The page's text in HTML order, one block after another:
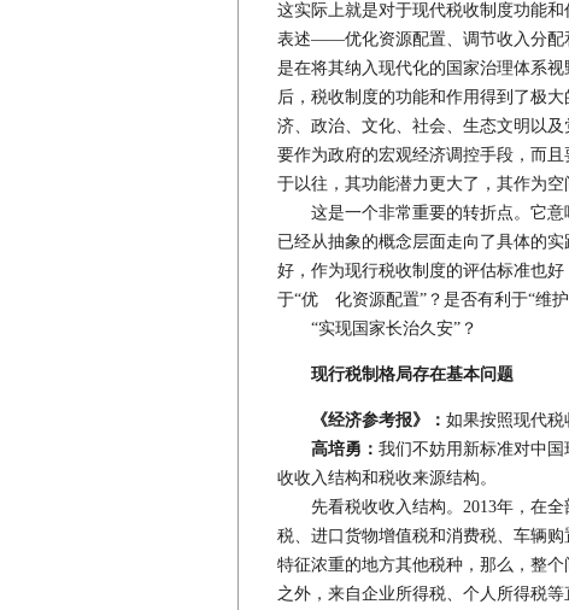
这实际上就是对于现代税收制度功能
表述——优化资源配置、调节收入分配
是在将其纳入现代化的国家治理体系
后，税收制度的功能和作用得到了极
济、政治、文化、社会、生态文明以
要作为政府的宏观经济调控手段，而
于以往，其功能潜力更大了，其作为空
这是一个非常重要的转折点。它意
已经从抽象的概念层面走向了具体的
好，作为现行税收制度的评估标准也
于“优 化资源配置”？是否有利于“维
“实现国家长治久安”？
现行税制格局存在基本问题
《经济参考报》： 如果按照现代税
高培勇： 我们不妨用新标准对中
收收入结构和税收来源结构。
先看税收收入结构。2013年，在全
税、进口货物增值税和消费税、车辆
特征浓重的地方其他税种，那么，整
之外，来自企业所得税、个人所得税